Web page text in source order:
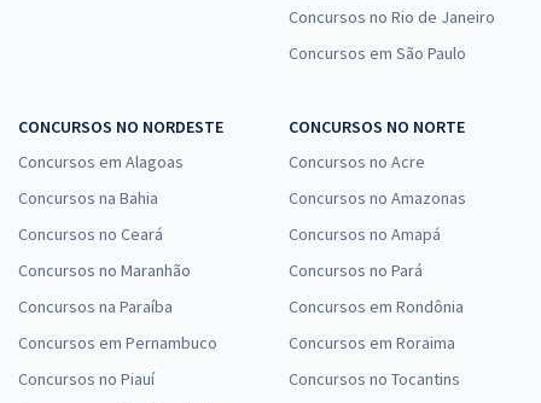
Concursos no Rio de Janeiro
Concursos em São Paulo
CONCURSOS NO NORDESTE
Concursos em Alagoas
Concursos na Bahia
Concursos no Ceará
Concursos no Maranhão
Concursos na Paraíba
Concursos em Pernambuco
Concursos no Piauí
CONCURSOS NO NORTE
Concursos no Acre
Concursos no Amazonas
Concursos no Amapá
Concursos no Pará
Concursos em Rondônia
Concursos em Roraima
Concursos no Tocantins